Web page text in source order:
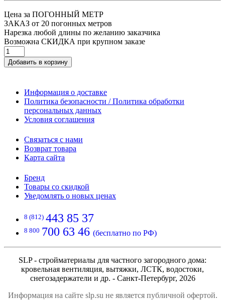
Цена за ПОГОННЫЙ МЕТР
ЗАКАЗ от 20 погонных метров
Нарезка любой длины по желанию заказчика
Возможна СКИДКА при крупном заказе
Добавить в корзину
Информация о доставке
Политика безопасности / Политика обработки
персональных данных
Условия соглашения
Связаться с нами
Возврат товара
Карта сайта
Бренд
Товары со скидкой
Уведомлять о новых ценах
8 (812) 443 85 37
8 800 700 63 46 (бесплатно по РФ)
SLP - стройматериалы для частного загородного дома:
кровельная вентиляция, вытяжки, ЛСТК, водостоки,
снегозадержатели и др. - Санкт-Петербург, 2026
Информация на сайте slp.su не является публичной офертой.